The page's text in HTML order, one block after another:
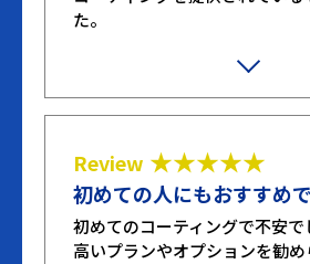
た。
Review ★★★★★
初めての人にもおすすめ
初めてのコーティングで不安
高いプランやオプションを勧